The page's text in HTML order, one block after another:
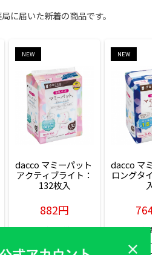
に届いた新着の商品です。
NEW
dacco マミーパット
アクティブライト：
132枚入
882円
販売価格(税込)
NEW
dacco マミー
ロングタイム
入
764円
販売価格(税